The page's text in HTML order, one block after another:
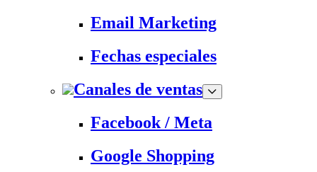
Email Marketing
Fechas especiales
Canales de ventas
Facebook / Meta
Google Shopping